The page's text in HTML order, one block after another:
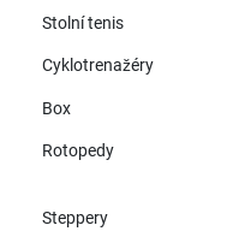
Stolní tenis
Cyklotrenažéry
Box
Rotopedy
Steppery